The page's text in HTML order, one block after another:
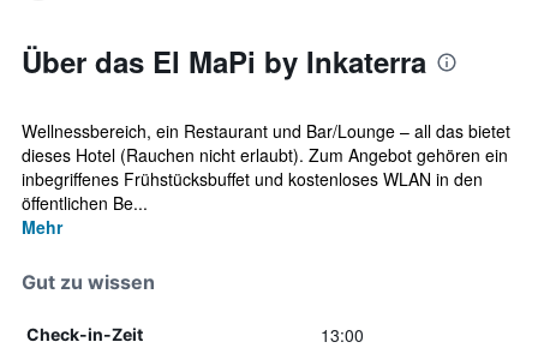
Über das El MaPi by Inkaterra
Wellnessbereich, ein Restaurant und Bar/Lounge – all das bietet
dieses Hotel (Rauchen nicht erlaubt). Zum Angebot gehören ein
inbegriffenes Frühstücksbuffet und kostenloses WLAN in den
öffentlichen Be...
Mehr
Gut zu wissen
Check-in-Zeit 13:00